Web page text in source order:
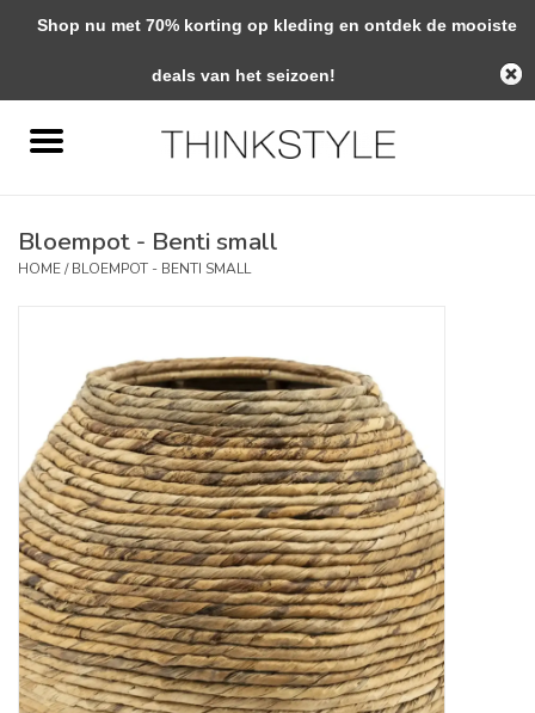
0 Artikelen - €0,00
Woondecoratie
Verzorging
Geschenken
Interieuradvies
Cadeaubonnen
Merken
Bloempot - Benti small
HOME/BLOEMPOT - BENTI SMALL
Shop nu met 70% korting op kleding en ontdek de mooiste
deals van het seizoen!